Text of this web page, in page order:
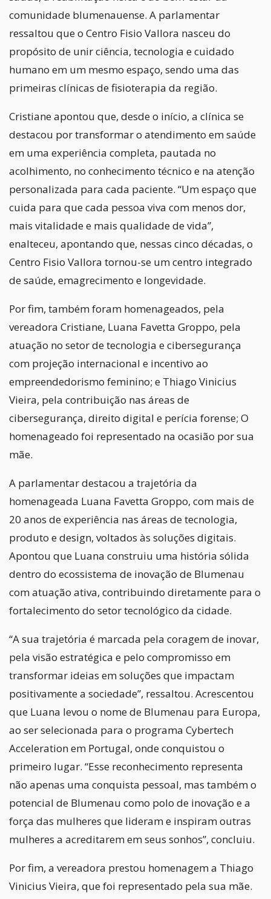
comunidade blumenauense. A parlamentar
ressaltou que o Centro Fisio Vallora nasceu do
propósito de unir ciência, tecnologia e cuidado
humano em um mesmo espaço, sendo uma das
primeiras clínicas de fisioterapia da região.
Cristiane apontou que, desde o início, a clínica se
destacou por transformar o atendimento em saúde
em uma experiência completa, pautada no
acolhimento, no conhecimento técnico e na atenção
personalizada para cada paciente. “Um espaço que
cuida para que cada pessoa viva com menos dor,
mais vitalidade e mais qualidade de vida”,
enalteceu, apontando que, nessas cinco décadas, o
Centro Fisio Vallora tornou-se um centro integrado
de saúde, emagrecimento e longevidade.
Por fim, também foram homenageados, pela
vereadora Cristiane, Luana Favetta Groppo, pela
atuação no setor de tecnologia e cibersegurança
com projeção internacional e incentivo ao
empreendedorismo feminino; e Thiago Vinicius
Vieira, pela contribuição nas áreas de
cibersegurança, direito digital e perícia forense; O
homenageado foi representado na ocasião por sua
mãe.
A parlamentar destacou a trajetória da
homenageada Luana Favetta Groppo, com mais de
20 anos de experiência nas áreas de tecnologia,
produto e design, voltados às soluções digitais.
Apontou que Luana construiu uma história sólida
dentro do ecossistema de inovação de Blumenau
com atuação ativa, contribuindo diretamente para o
fortalecimento do setor tecnológico da cidade.
“A sua trajetória é marcada pela coragem de inovar,
pela visão estratégica e pelo compromisso em
transformar ideias em soluções que impactam
positivamente a sociedade”, ressaltou. Acrescentou
que Luana levou o nome de Blumenau para Europa,
ao ser selecionada para o programa Cybertech
Acceleration em Portugal, onde conquistou o
primeiro lugar. “Esse reconhecimento representa
não apenas uma conquista pessoal, mas também o
potencial de Blumenau como polo de inovação e a
força das mulheres que lideram e inspiram outras
mulheres a acreditarem em seus sonhos”, concluiu.
Por fim, a vereadora prestou homenagem a Thiago
Vinicius Vieira, que foi representado pela sua mãe.